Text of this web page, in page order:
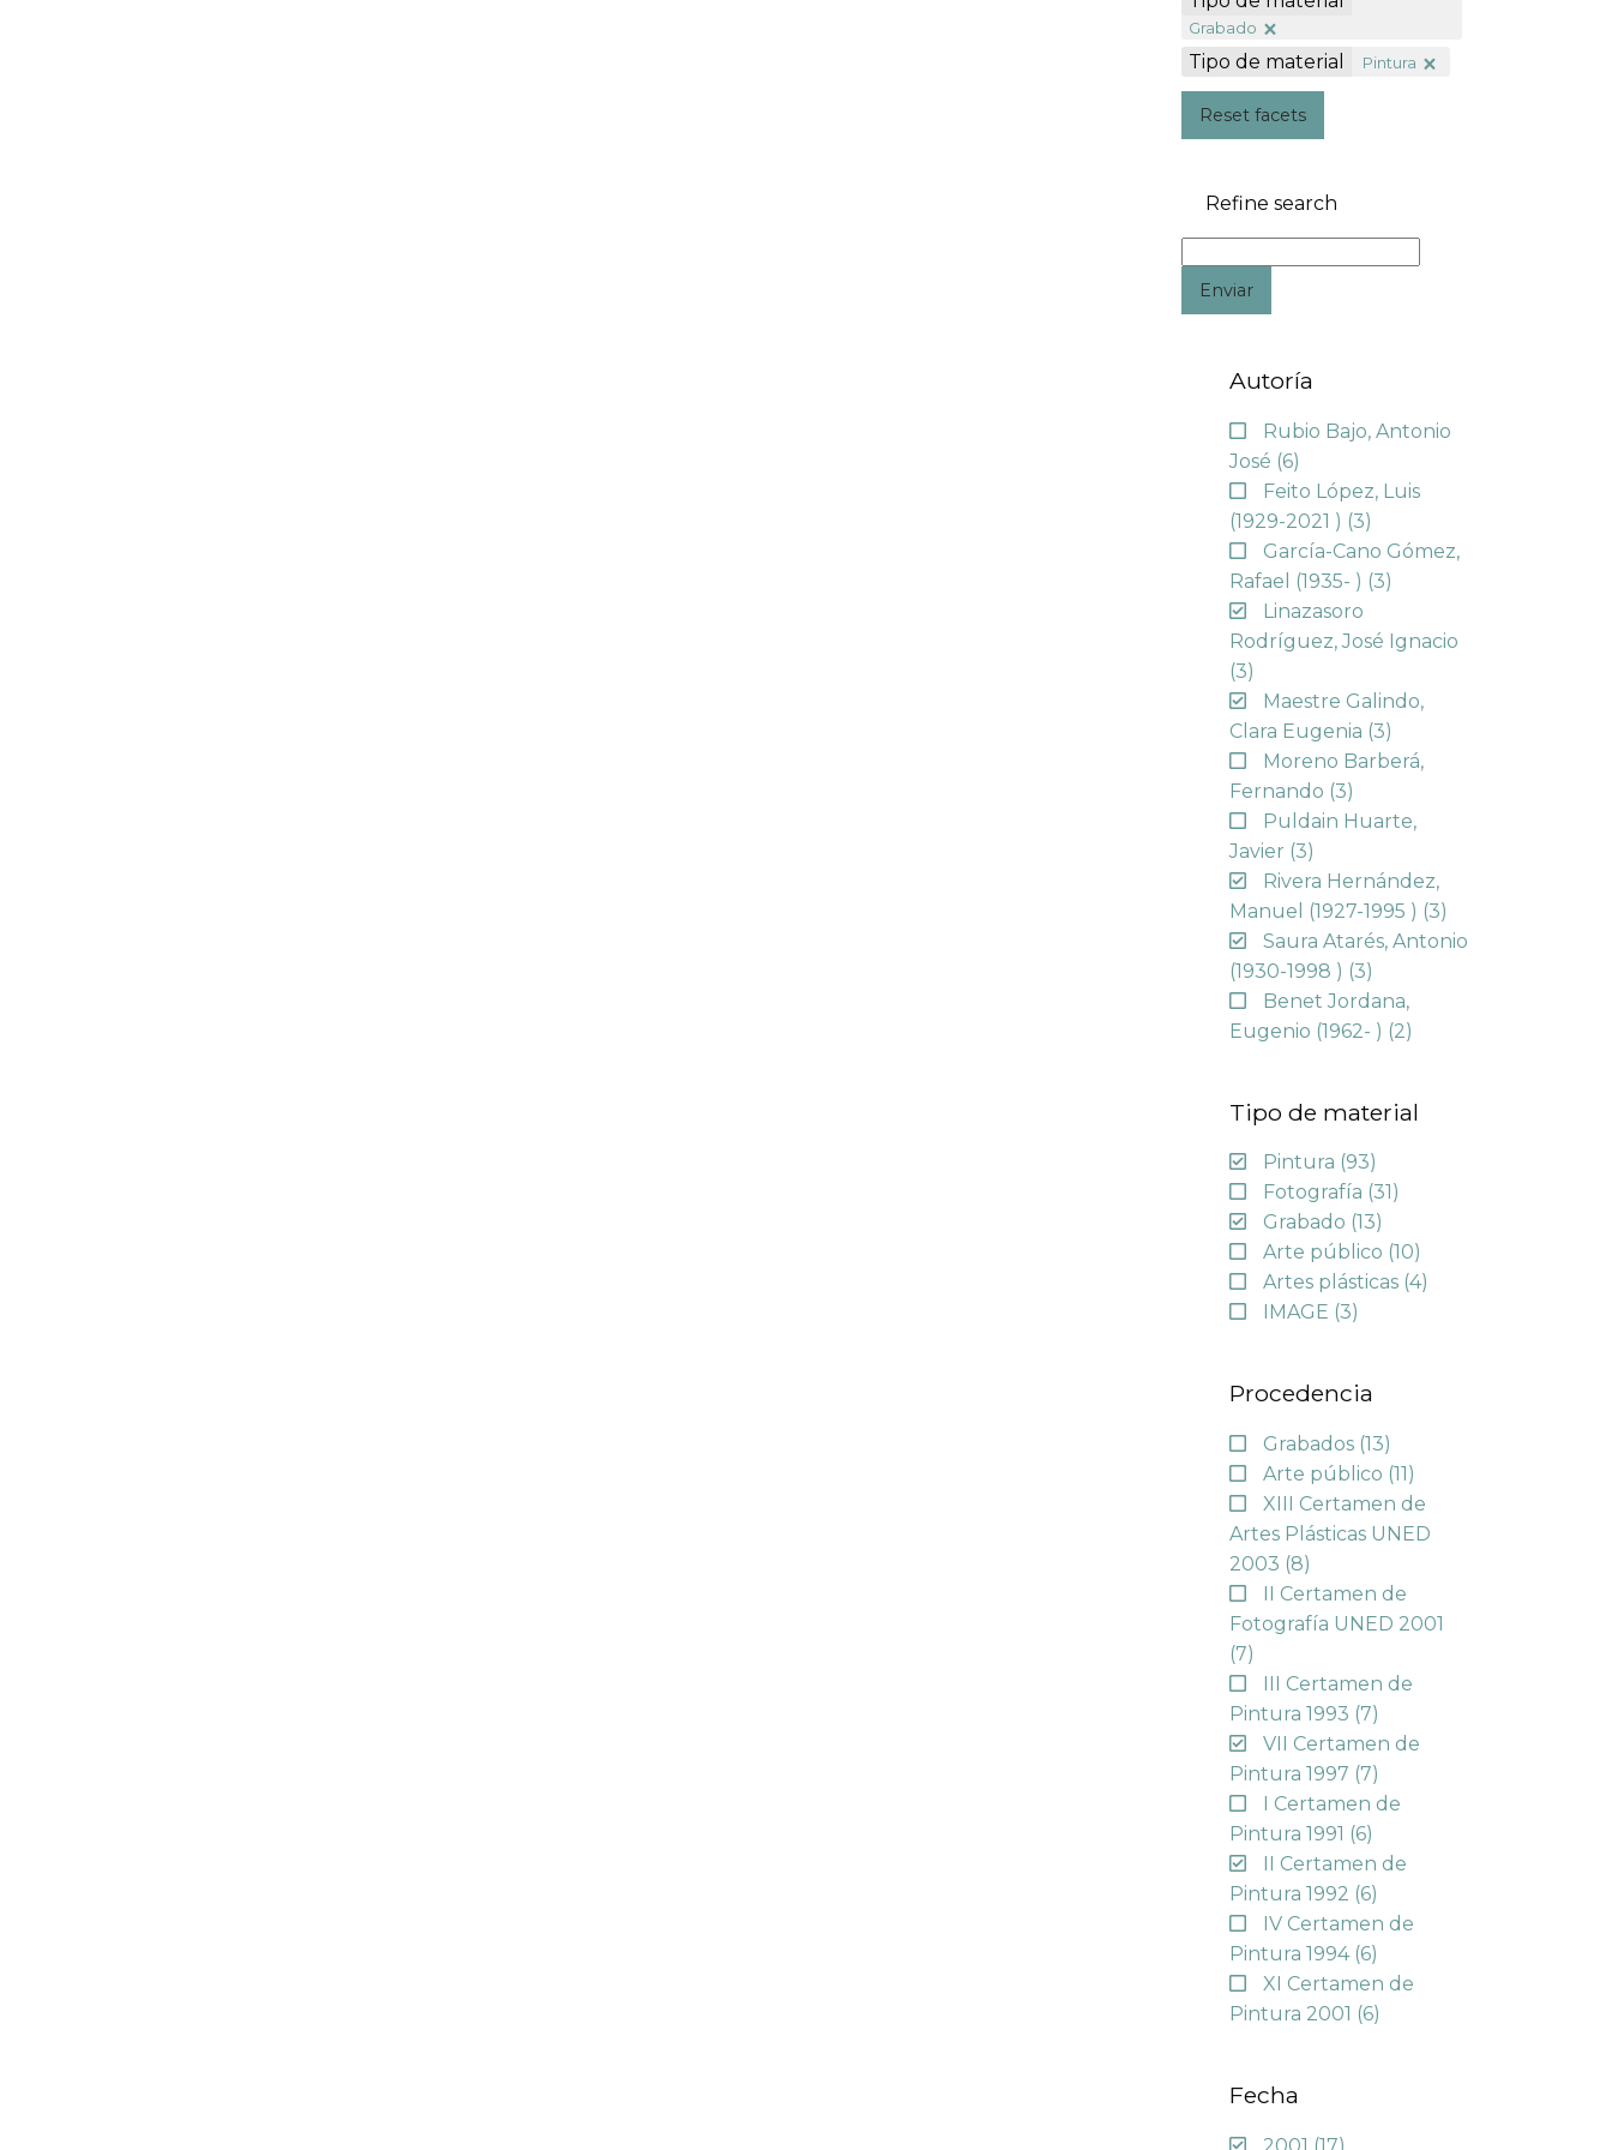
Grabado
Tipo de material Pintura
Reset facets
Refine search
Enviar
Autoría
Rubio Bajo, Antonio
José (6)
Feito López, Luis
(1929-2021 ) (3)
García-Cano Gómez,
Rafael (1935- ) (3)
Linazasoro
Rodríguez, José Ignacio
(3)
Maestre Galindo,
Clara Eugenia (3)
Moreno Barberá,
Fernando (3)
Puldain Huarte,
Javier (3)
Rivera Hernández,
Manuel (1927-1995 ) (3)
Saura Atarés, Antonio
(1930-1998 ) (3)
Benet Jordana,
Eugenio (1962- ) (2)
Tipo de material
Pintura (93)
Fotografía (31)
Grabado (13)
Arte público (10)
Artes plásticas (4)
IMAGE (3)
Procedencia
Grabados (13)
Arte público (11)
XIII Certamen de
Artes Plásticas UNED
2003 (8)
II Certamen de
Fotografía UNED 2001
(7)
III Certamen de
Pintura 1993 (7)
VII Certamen de
Pintura 1997 (7)
I Certamen de
Pintura 1991 (6)
II Certamen de
Pintura 1992 (6)
IV Certamen de
Pintura 1994 (6)
XI Certamen de
Pintura 2001 (6)
Fecha
2001 (17)